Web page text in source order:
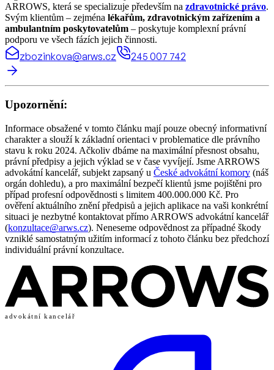
ARROWS, která se specializuje především na zdravotnické právo.
Svým klientům – zejména lékařům, zdravotnickým zařízením a
ambulantním poskytovatelům – poskytuje komplexní právní
podporu ve všech fázích jejich činnosti.
zbozinkova@arws.cz 245 007 742
Upozornění:
Informace obsažené v tomto článku mají pouze obecný informativní
charakter a slouží k základní orientaci v problematice dle právního
stavu k roku 2024. Ačkoliv dbáme na maximální přesnost obsahu,
právní předpisy a jejich výklad se v čase vyvíjejí. Jsme ARROWS
advokátní kancelář, subjekt zapsaný u České advokátní komory (náš
orgán dohledu), a pro maximální bezpečí klientů jsme pojištěni pro
případ profesní odpovědnosti s limitem 400.000.000 Kč. Pro
ověření aktuálního znění předpisů a jejich aplikace na vaši konkrétní
situaci je nezbytné kontaktovat přímo ARROWS advokátní kancelář
(konzultace@arws.cz). Neneseme odpovědnost za případné škody
vzniklé samostatným užitím informací z tohoto článku bez předchozí
individuální právní konzultace.
advokátní kancelář